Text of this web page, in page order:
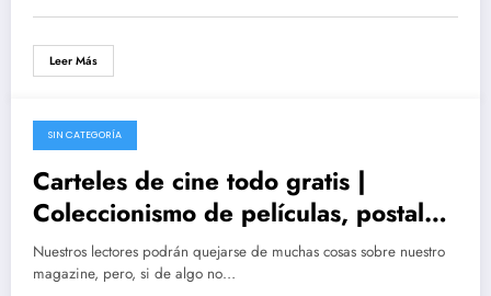
Leer Más
01/06/2016
SIN CATEGORÍA
Carteles de cine todo gratis |
Coleccionismo de películas, postales,
recuerdos, cards, móviles wallpaper
y fotogramas
Nuestros lectores podrán quejarse de muchas cosas sobre nuestro
magazine, pero, si de algo no…